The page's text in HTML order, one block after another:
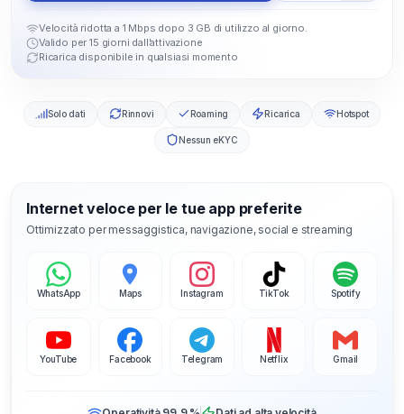
Velocità ridotta a 1 Mbps dopo 3 GB di utilizzo al giorno.
Valido per 15 giorni dall’attivazione
Ricarica disponibile in qualsiasi momento
Solo dati Rinnovi Roaming Ricarica Hotspot
Nessun eKYC
Internet veloce per le tue app preferite
Ottimizzato per messaggistica, navigazione, social e streaming
WhatsApp Maps Instagram TikTok Spotify
YouTube Facebook Telegram Netflix Gmail